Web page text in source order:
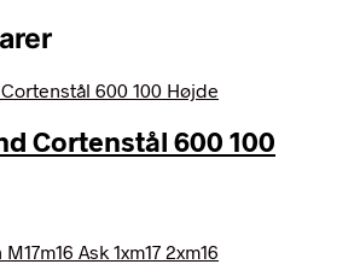
Cortenstål 600 100